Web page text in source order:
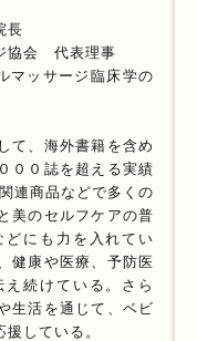
長
協会 代表理事
マッサージ臨床学の
て、海外書籍を含め
００誌を超える実績
連商品などで多くの
美のセルフケアの普
どにも力を入れてい
健康や医療、予防医
続けている。さら
生活を通じて、ベビ
している。